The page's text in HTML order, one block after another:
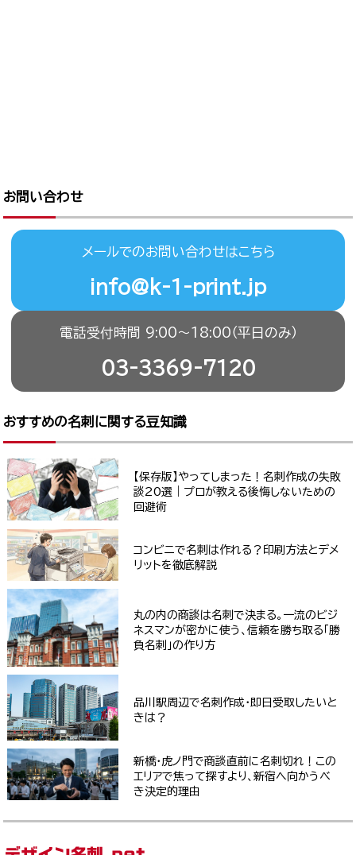
お問い合わせ
メールでのお問い合わせはこちら
info@k-1-print.jp
電話受付時間 9:00〜18:00（平日のみ）
03-3369-7120
おすすめの名刺に関する豆知識
【保存版】やってしまった！名刺作成の失敗
談20選｜プロが教える後悔しないための
回避術
コンビニで名刺は作れる？印刷方法とデメ
リットを徹底解説
丸の内の商談は名刺で決まる。一流のビジ
ネスマンが密かに使う、信頼を勝ち取る「勝
負名刺」の作り方
品川駅周辺で名刺作成・即日受取したいと
きは？
新橋・虎ノ門で商談直前に名刺切れ！この
エリアで焦って探すより、新宿へ向かうべ
き決定的理由